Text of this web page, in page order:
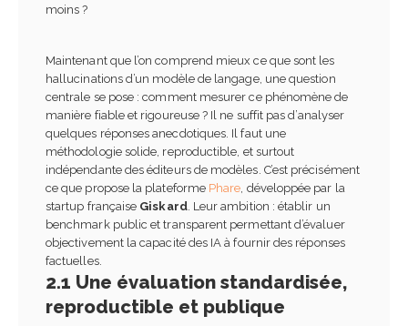
moins ?
Maintenant que l’on comprend mieux ce que sont les
hallucinations d’un modèle de langage, une question
centrale se pose : comment mesurer ce phénomène de
manière fiable et rigoureuse ? Il ne suffit pas d’analyser
quelques réponses anecdotiques. Il faut une
méthodologie solide, reproductible, et surtout
indépendante des éditeurs de modèles. C’est précisément
ce que propose la plateforme Phare, développée par la
startup française Giskard. Leur ambition : établir un
benchmark public et transparent permettant d’évaluer
objectivement la capacité des IA à fournir des réponses
factuelles.
2.1 Une évaluation standardisée,
reproductible et publique